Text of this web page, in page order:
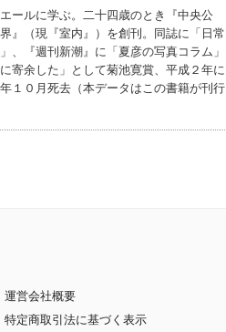
ールに学ぶ。二十四歳のとき『中央公
』（現『室内』）を創刊。同誌に「日常
、『週刊新潮』に「夏彦の写真コラム」
寄余した」として菊池寛賞、平成２年に
１０月死去（本データはこの書籍が刊行
運営会社概要
特定商取引法に基づく表示